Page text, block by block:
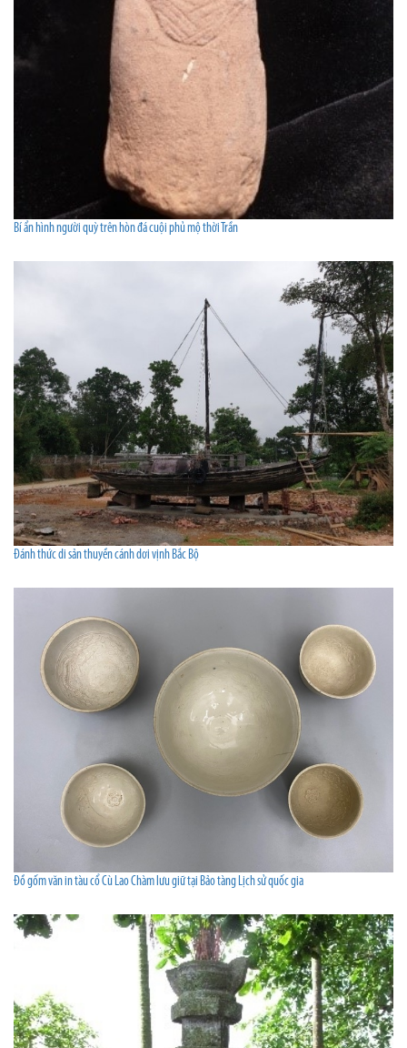
Bí ẩn hình người quỳ trên hòn đá cuội phủ mộ thời Trần
Đánh thức di sản thuyền cánh dơi vịnh Bắc Bộ
Đồ gốm văn in tàu cổ Cù Lao Chàm lưu giữ tại Bảo tàng Lịch sử quốc gia